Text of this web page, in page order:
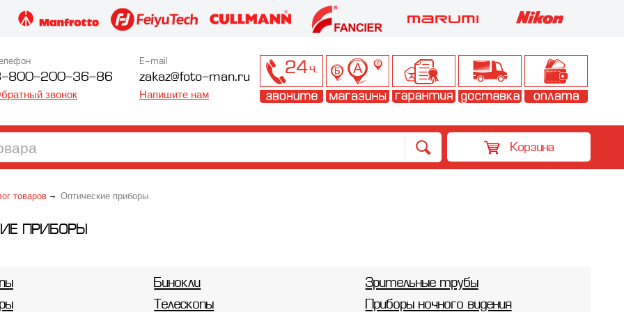
800-200-36-86
звонок
E-mail
zakaz@foto-man.ru
Напишите нам
Корзина
товаров Оптические приборы
ПРИБОРЫ
Бинокли
Зрительные трубы
Телескопы Приборы ночного видения